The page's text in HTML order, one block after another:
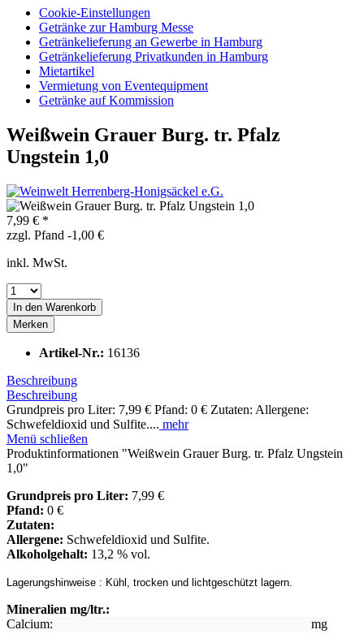
Cookie-Einstellungen
Getränke zur Hamburg Messe
Getränkelieferung an Gewerbe in Hamburg
Getränkelieferung Privatkunden in Hamburg
Mietartikel
Vermietung von Eventequipment
Getränke auf Kommission
Weißwein Grauer Burg. tr. Pfalz
Ungstein 1,0
7,99 € *
zzgl. Pfand -1,00 €
inkl. MwSt.
In den Warenkorb
Merken
Artikel-Nr.: 16136
Beschreibung
Beschreibung
Grundpreis pro Liter: 7,99 € Pfand: 0 € Zutaten: Allergene:
Schwefeldioxid und Sulfite.... mehr
Menü schließen
Produktinformationen "Weißwein Grauer Burg. tr. Pfalz Ungstein
1,0"
Grundpreis pro Liter: 7,99 €
Pfand: 0 €
Zutaten:
Allergene: Schwefeldioxid und Sulfite.
Alkoholgehalt: 13,2 % vol.
Lagerungshinweise : Kühl, trocken und lichtgeschützt lagern.
Mineralien mg/ltr.:
Calcium:
mg